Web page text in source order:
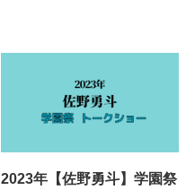
2023年【佐野勇斗】学園祭